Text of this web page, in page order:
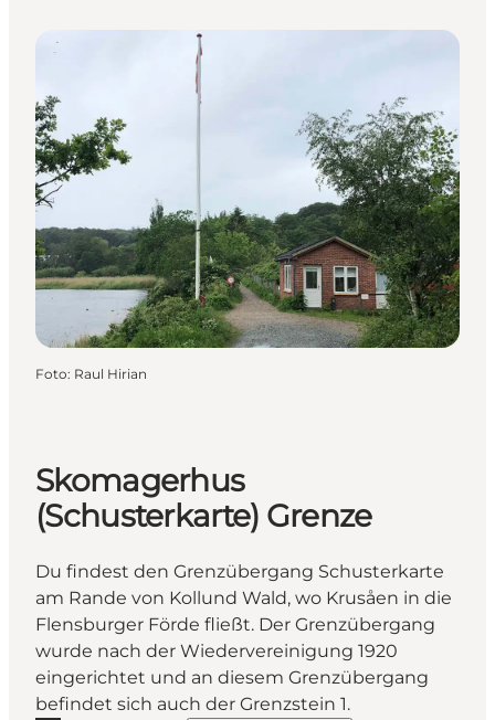
Foto: Raul Hirian
Skomagerhus
(Schusterkarte) Grenze
Du findest den Grenzübergang Schusterkarte
am Rande von Kollund Wald, wo Krusåen in die
Flensburger Förde fließt. Der Grenzübergang
wurde nach der Wiedervereinigung 1920
eingerichtet und an diesem Grenzübergang
befindet sich auch der Grenzstein 1.